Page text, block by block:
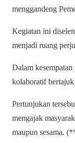
menggandeng
Kegiatan ini
menjadi ruang
Dalam
kolaboratif
Pertunjukan
mengajak
maupun sesama.